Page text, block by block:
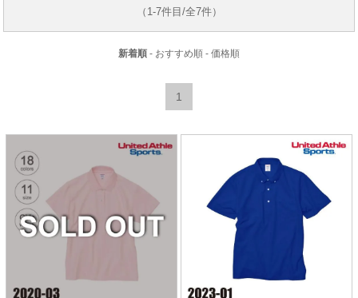
（1-7件目/全7件）
新着順- おすすめ順- 価格順
1